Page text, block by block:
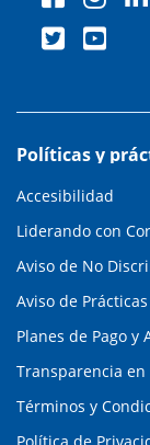
Políticas y
Accesibilidad
Liderando con
Aviso de No
Aviso de
Planes de Pago y
Transparencia en
Términos y